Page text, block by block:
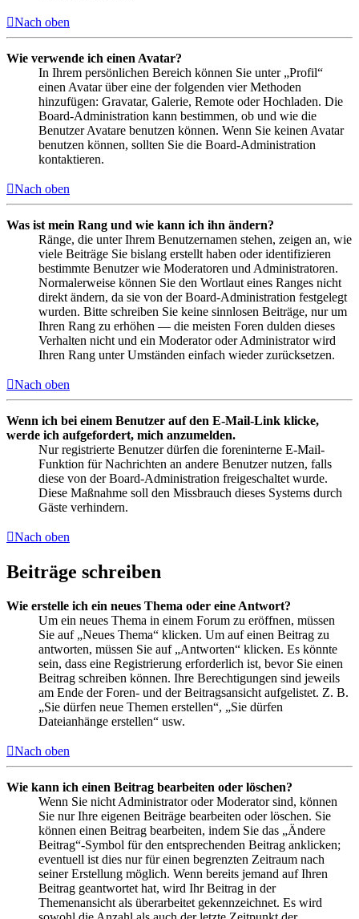
Nach oben
Wie verwende ich einen Avatar?
In Ihrem persönlichen Bereich können Sie unter „Profil“
einen Avatar über eine der folgenden vier Methoden
hinzufügen: Gravatar, Galerie, Remote oder Hochladen. Die
Board-Administration kann bestimmen, ob und wie die
Benutzer Avatare benutzen können. Wenn Sie keinen Avatar
benutzen können, sollten Sie die Board-Administration
kontaktieren.
Nach oben
Was ist mein Rang und wie kann ich ihn ändern?
Ränge, die unter Ihrem Benutzernamen stehen, zeigen an, wie
viele Beiträge Sie bislang erstellt haben oder identifizieren
bestimmte Benutzer wie Moderatoren und Administratoren.
Normalerweise können Sie den Wortlaut eines Ranges nicht
direkt ändern, da sie von der Board-Administration festgelegt
wurden. Bitte schreiben Sie keine sinnlosen Beiträge, nur um
Ihren Rang zu erhöhen — die meisten Foren dulden dieses
Verhalten nicht und ein Moderator oder Administrator wird
Ihren Rang unter Umständen einfach wieder zurücksetzen.
Nach oben
Wenn ich bei einem Benutzer auf den E-Mail-Link klicke,
werde ich aufgefordert, mich anzumelden.
Nur registrierte Benutzer dürfen die foreninterne E-Mail-
Funktion für Nachrichten an andere Benutzer nutzen, falls
diese von der Board-Administration freigeschaltet wurde.
Diese Maßnahme soll den Missbrauch dieses Systems durch
Gäste verhindern.
Nach oben
Beiträge schreiben
Wie erstelle ich ein neues Thema oder eine Antwort?
Um ein neues Thema in einem Forum zu eröffnen, müssen
Sie auf „Neues Thema“ klicken. Um auf einen Beitrag zu
antworten, müssen Sie auf „Antworten“ klicken. Es könnte
sein, dass eine Registrierung erforderlich ist, bevor Sie einen
Beitrag schreiben können. Ihre Berechtigungen sind jeweils
am Ende der Foren- und der Beitragsansicht aufgelistet. Z. B.
„Sie dürfen neue Themen erstellen“, „Sie dürfen
Dateianhänge erstellen“ usw.
Nach oben
Wie kann ich einen Beitrag bearbeiten oder löschen?
Wenn Sie nicht Administrator oder Moderator sind, können
Sie nur Ihre eigenen Beiträge bearbeiten oder löschen. Sie
können einen Beitrag bearbeiten, indem Sie das „Ändere
Beitrag“-Symbol für den entsprechenden Beitrag anklicken;
eventuell ist dies nur für einen begrenzten Zeitraum nach
seiner Erstellung möglich. Wenn bereits jemand auf Ihren
Beitrag geantwortet hat, wird Ihr Beitrag in der
Themenansicht als überarbeitet gekennzeichnet. Es wird